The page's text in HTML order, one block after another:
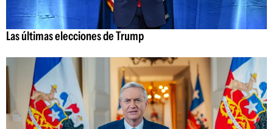
Las últimas elecciones de Trump